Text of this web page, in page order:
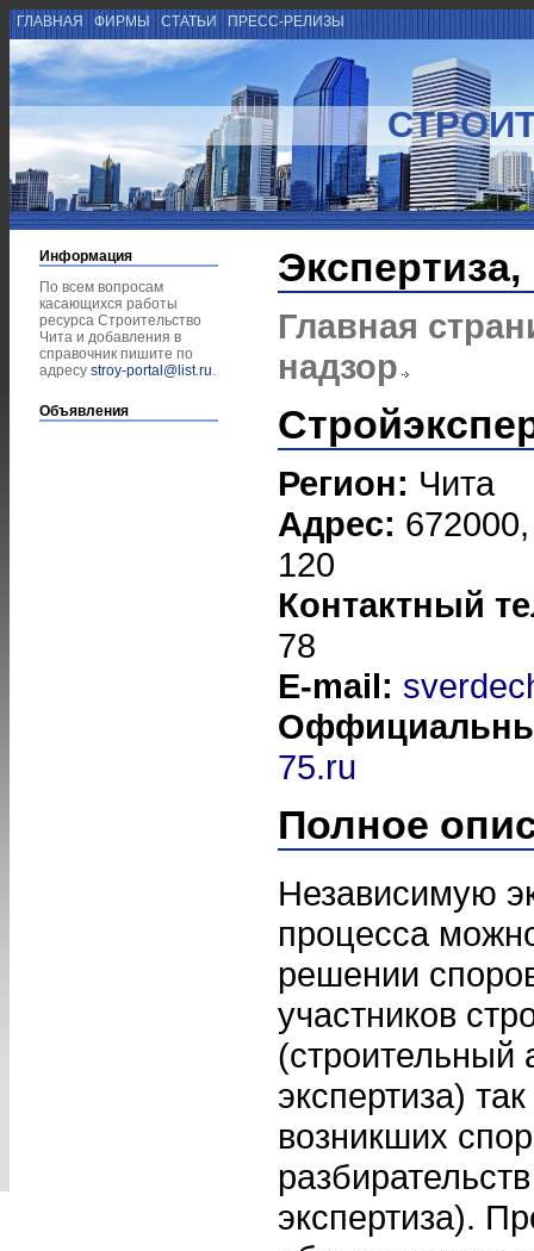
ГЛАВНАЯ ФИРМЫ СТАТЬИ ПРЕСС-РЕЛИЗЫ
Информация
По всем вопросам
касающихся работы
ресурса Строительство
Чита и добавления в
справочник пишите по
адресу stroy-portal@list.ru.
Объявления
Главная
надзор
Регион: Чита
Адрес:
120
Контактный
78
E-mail:
75.ru
Полное
Независимую
процесса
решении
участников
(строительный
экспертиза)
возникших
экспертиза).